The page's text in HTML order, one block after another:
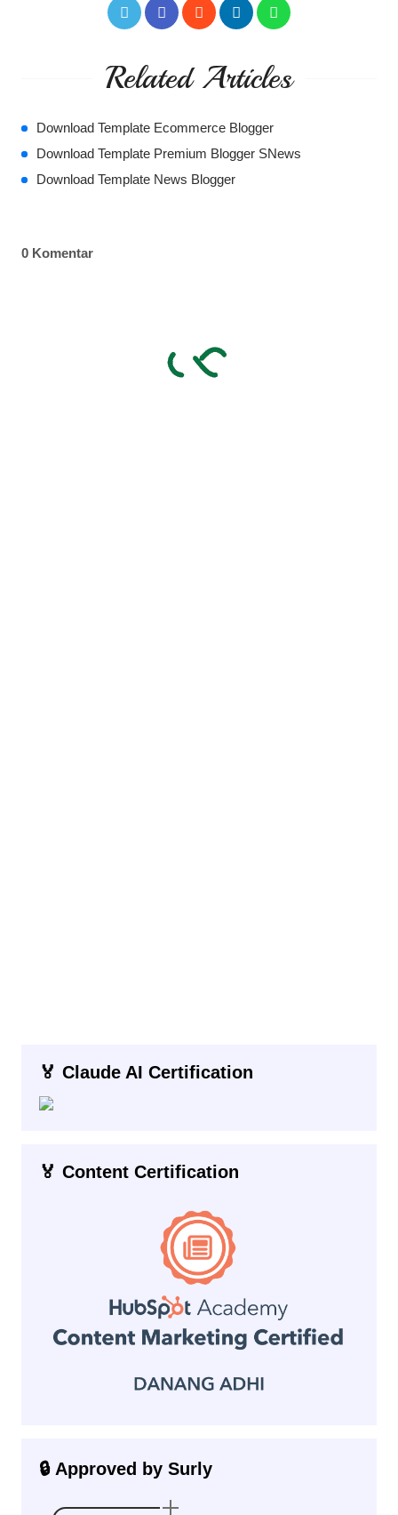
Related Articles
Download Template Ecommerce Blogger
Download Template Premium Blogger SNews
Download Template News Blogger
0 Komentar
🏅 Claude AI Certification
🏅 Content Certification
🔒 Approved by Surly